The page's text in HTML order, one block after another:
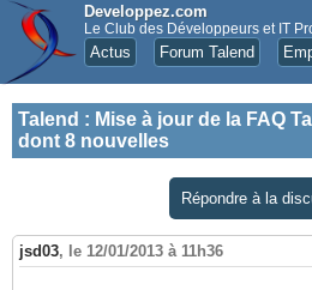
Developpez.com
Le Club des Développeurs et IT
Actus Forum Talend
Talend : Mise à jour de la FAQ
dont 8 nouvelles
Répondre à la
jsd03, le 12/01/2013 à 11h36